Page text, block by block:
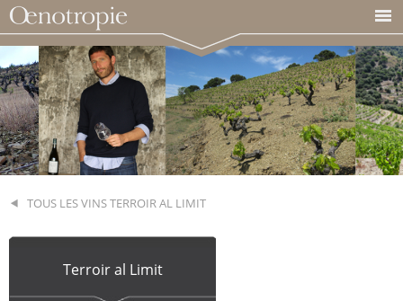
TOUS LES VINS TERROIR AL LIMIT
Terroir al Limit